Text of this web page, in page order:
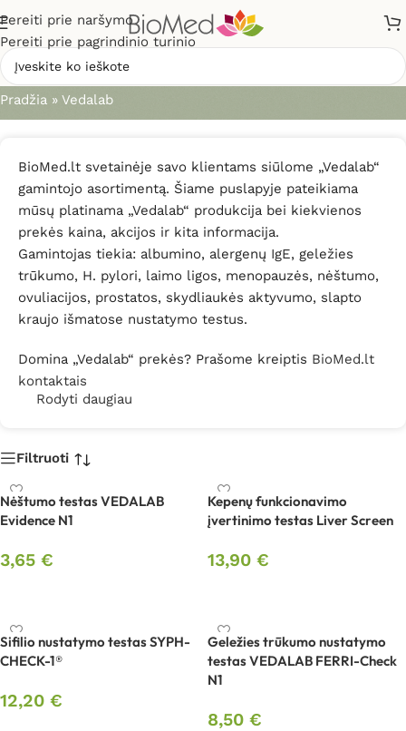
Pereiti prie naršymo
Pereiti prie pagrindinio turinio
Vedalab
Pradžia » Vedalab
BioMed.lt svetainėje savo klientams siūlome „Vedalab“
gamintojo asortimentą. Šiame puslapyje pateikiama
mūsų platinama „Vedalab“ produkcija bei kiekvienos
prekės kaina, akcijos ir kita informacija.
Gamintojas tiekia: albumino, alergenų IgE, geležies
trūkumo, H. pylori, laimo ligos, menopauzės, nėštumo,
ovuliacijos, prostatos, skydliaukės aktyvumo, slapto
kraujo išmatose nustatymo testus.
Domina „Vedalab“ prekės? Prašome kreiptis BioMed.lt
kontaktais
Rodyti daugiau
Filtruoti
Nėštumo testas VEDALAB
Evidence N1
3,65 €
Kepenų funkcionavimo
įvertinimo testas Liver Screen
13,90 €
Sifilio nustatymo testas SYPH-
CHECK-1®
12,20 €
Geležies trūkumo nustatymo
testas VEDALAB FERRI-Check
N1
8,50 €